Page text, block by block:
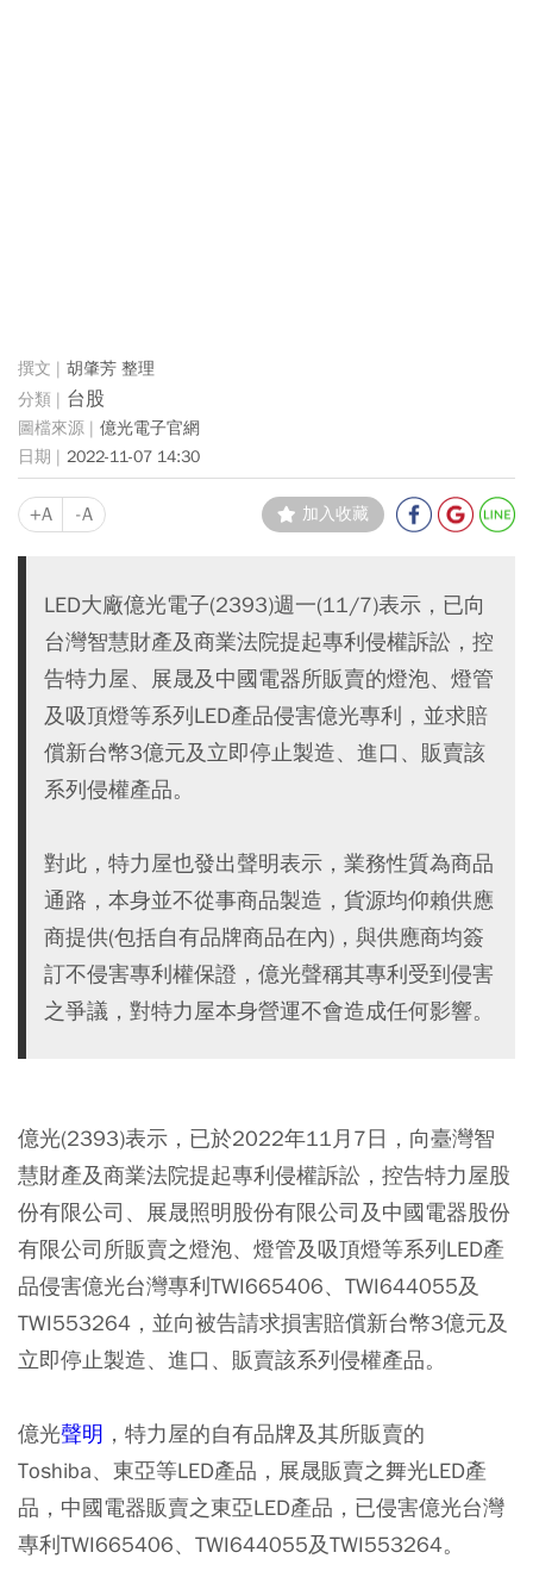
胡肇芳 整理
台股
億光電子官網
2022-11-07 14:30
+A -A 加入收藏
LED大廠億光電子(2393)週一(11/7)表示，已向
台灣智慧財產及商業法院提起專利侵權訴訟，控
告特力屋、展晟及中國電器所販賣的燈泡、燈管
及吸頂燈等系列LED產品侵害億光專利，並求賠
償新台幣3億元及立即停止製造、進口、販賣該
系列侵權產品。
對此，特力屋也發出聲明表示，業務性質為商品
通路，本身並不從事商品製造，貨源均仰賴供應
商提供(包括自有品牌商品在內)，與供應商均簽
訂不侵害專利權保證，億光聲稱其專利受到侵害
之爭議，對特力屋本身營運不會造成任何影響。
億光(2393)表示，已於2022年11月7日，向臺灣智
慧財產及商業法院提起專利侵權訴訟，控告特力屋股
份有限公司、展晟照明股份有限公司及中國電器股份
有限公司所販賣之燈泡、燈管及吸頂燈等系列LED產
品侵害億光台灣專利TWI665406、TWI644055及
TWI553264，並向被告請求損害賠償新台幣3億元及
立即停止製造、進口、販賣該系列侵權產品。
億光聲明 ，特力屋的自有品牌及其所販賣的
Toshiba、東亞等LED產品，展晟販賣之舞光LED產
品，中國電器販賣之東亞LED產品，已侵害億光台灣
專利TWI665406、TWI644055及TWI553264。